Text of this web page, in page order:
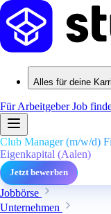
Alles für deine
Für ArbeitgeberJob
Club Manager (m/w/d)
Eigenkapital (Aalen)
Jetzt bewerben
Jobbörse
Unternehmen